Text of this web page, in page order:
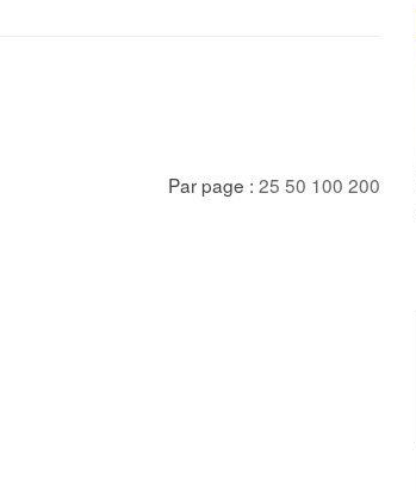
Par page : 25 50 100 200